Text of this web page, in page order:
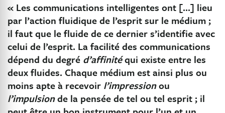
« Les communications intelligentes ont […] lieu
par l’action fluidique de l’esprit sur le médium ;
il faut que le fluide de ce dernier s’identifie avec
celui de l’esprit. La facilité des communications
dépend du degré d’affinitéqui existe entre les
deux fluides. Chaque médium est ainsi plus ou
moins apte à recevoir l’impressionou
l’impulsionde la pensée de tel ou tel esprit ; il